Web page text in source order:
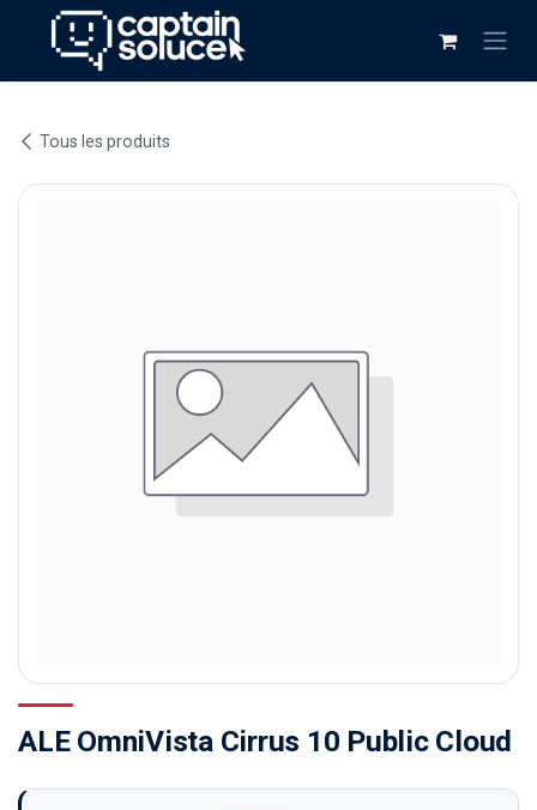
Se rendre au contenu
Tous les produits
ALE OmniVista Cirrus 10 Public Cloud